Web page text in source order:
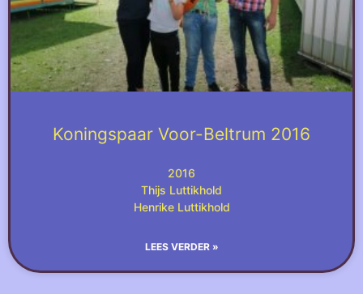
Koningspaar Voor-Beltrum 2016
2016
Thijs Luttikhold
Henrike Luttikhold
LEES VERDER »